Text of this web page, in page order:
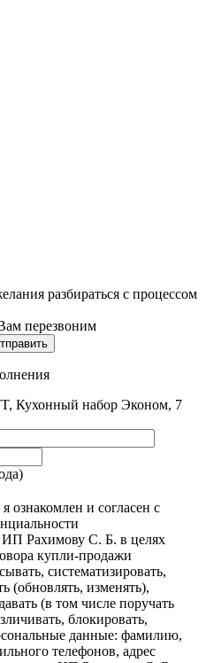
разбираться с процессом
перезвоним
Кухонный набор Эконом, 7
ознакомлен и согласен с
Рахимову С. Б. в целях
купли-продажи
систематизировать,
(обновлять, изменять),
(в том числе поручать
блокировать,
данные: фамилию,
телефонов, адрес